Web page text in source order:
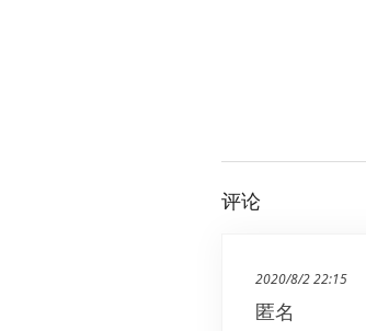
评论
2020/8/2 22:15
匿名